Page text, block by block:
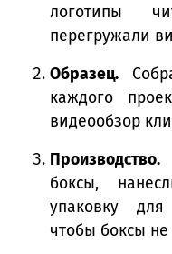
логотипы
перегружали
Образец.
каждого
видеообзор
Производство.
боксы,
упаковку для
чтобы боксы